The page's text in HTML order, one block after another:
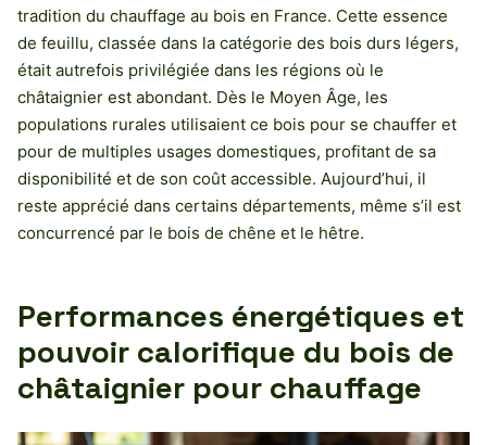
tradition du chauffage au bois en France. Cette essence
de feuillu, classée dans la catégorie des bois durs légers,
était autrefois privilégiée dans les régions où le
châtaignier est abondant. Dès le Moyen Âge, les
populations rurales utilisaient ce bois pour se chauffer et
pour de multiples usages domestiques, profitant de sa
disponibilité et de son coût accessible. Aujourd’hui, il
reste apprécié dans certains départements, même s’il est
concurrencé par le bois de chêne et le hêtre.
Performances énergétiques et
pouvoir calorifique du bois de
châtaignier pour chauffage